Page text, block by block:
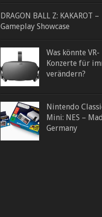
DRAGON BALL Z: KAKAROT –
Gameplay Showcase
Was könnte VR-
Konzerte für
verändern?
Nintendo
Mini: NES –
Germany